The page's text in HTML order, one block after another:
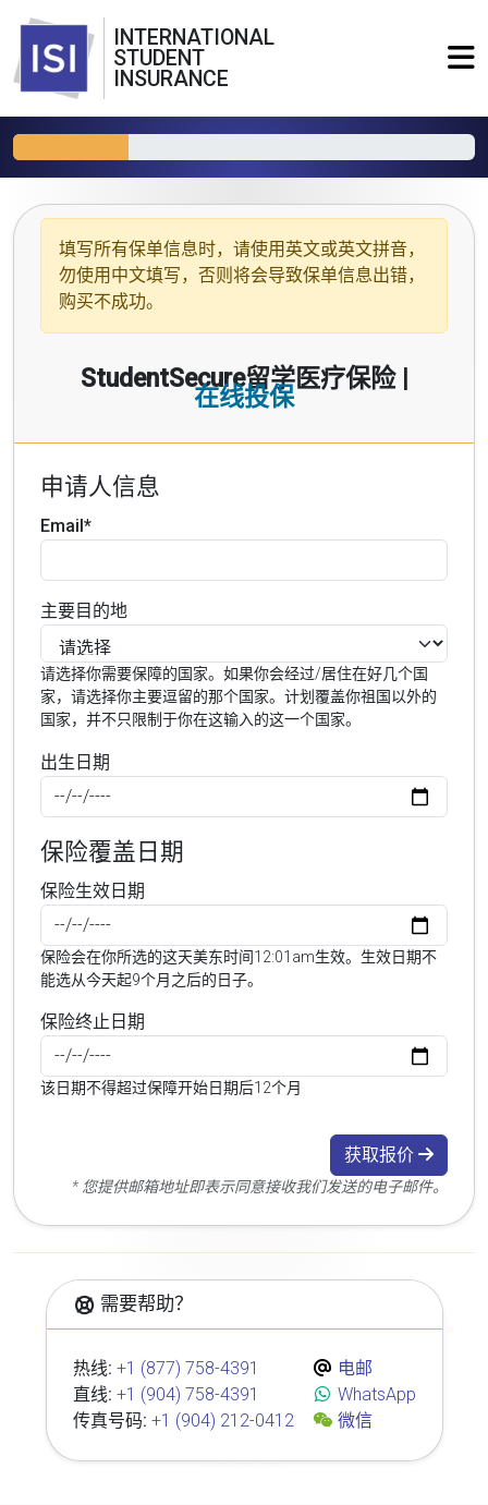
INTERNATIONAL
STUDENT
INSURANCE
填写所有保单信息时，请使用 英文或英文拼音，
勿使用中文填写，否则将会导致保单信息出错，
购买不成功。
StudentSecure留学医疗保险 |
在线投保
申请人信息
Email*
主要目的地
请选择你需要保障的国家。如果你会经过/居住在好几个国
家，请选择你主要逗留的那个国家。计划覆盖你祖国以外的
国家，并不只限制于你在这输入的这一个国家。
出生日期
保险覆盖日期
保险生效日期
保险会在你所选的这天美东时间12:01am生效。生效日期不
能选从今天起9个月之后的日子。
保险终止日期
该日期不得超过保障开始日期后12个月
获取报价
* 您提供邮箱地址即表示同意接收我们发送的电子邮件。
需要帮助？
热线: +1 (877) 758-4391
直线: +1 (904) 758-4391
传真号码: +1 (904) 212-0412
电邮
WhatsApp
微信